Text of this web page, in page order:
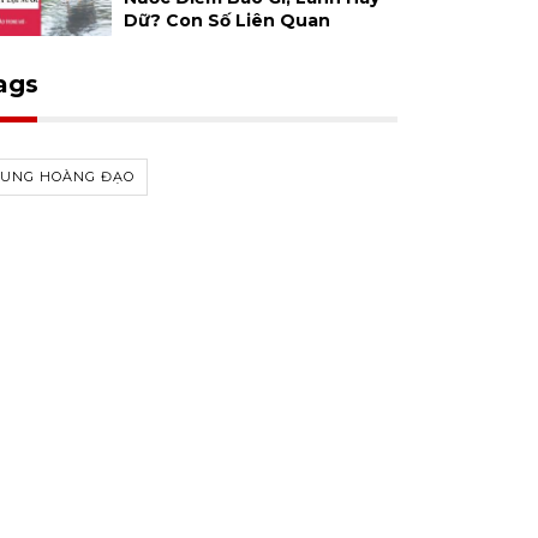
Dữ? Con Số Liên Quan
HOÀNG ĐẠO